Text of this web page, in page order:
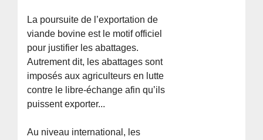
La poursuite de l’exportation de
viande bovine est le motif officiel
pour justifier les abattages.
Autrement dit, les abattages sont
imposés aux agriculteurs en lutte
contre le libre-échange afin qu’ils
puissent exporter...
Au niveau international, les